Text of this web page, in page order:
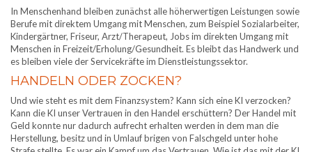
In Menschenhand bleiben zunächst alle höherwertigen Leistungen sowie
Berufe mit direktem Umgang mit Menschen, zum Beispiel Sozialarbeiter,
Kindergärtner, Friseur, Arzt/Therapeut, Jobs im direkten Umgang mit
Menschen in Freizeit/Erholung/Gesundheit. Es bleibt das Handwerk und
es bleiben viele der Servicekräfte im Dienstleistungssektor.
HANDELN ODER ZOCKEN?
Und wie steht es mit dem Finanzsystem? Kann sich eine KI verzocken?
Kann die KI unser Vertrauen in den Handel erschüttern? Der Handel mit
Geld konnte nur dadurch aufrecht erhalten werden in dem man die
Herstellung, besitz und in Umlauf brigen von Falschgeld unter hohe